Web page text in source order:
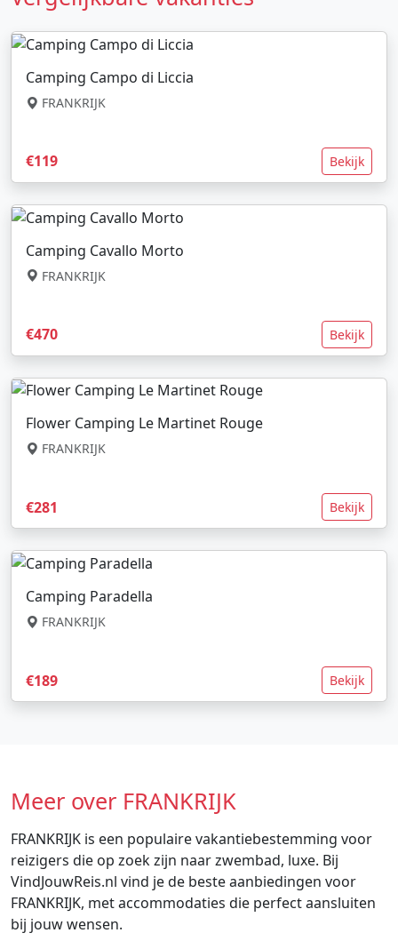
Camping Campo di Liccia
FRANKRIJK
€119 Bekijk
Camping Cavallo Morto
FRANKRIJK
€470 Bekijk
Flower Camping Le Martinet Rouge
FRANKRIJK
€281 Bekijk
Camping Paradella
FRANKRIJK
€189 Bekijk
Meer over FRANKRIJK
FRANKRIJK is een populaire vakantiebestemming voor
reizigers die op zoek zijn naar zwembad, luxe. Bij
VindJouwReis.nl vind je de beste aanbiedingen voor
FRANKRIJK, met accommodaties die perfect aansluiten
bij jouw wensen.